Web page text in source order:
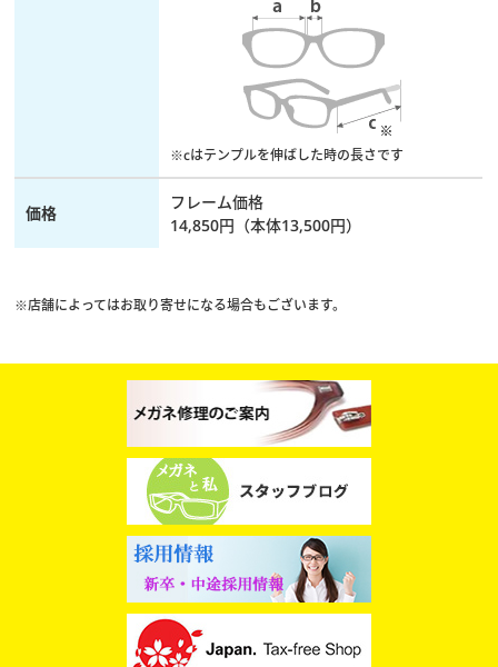
※cはテンプルを伸ばした時の長さです
価格
フレーム価格
14,850円（本体13,500円）
※店舗によってはお取り寄せになる場合もございます。